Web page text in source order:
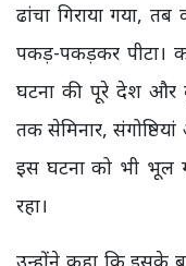
ढांचा गिराया गया, तब
पकड़-पकड़कर पीटा।
घटना की पूरे देश और
तक सेमिनार,
इस घटना को भी भूल
रहा।
उन्होंने कहा कि इसके